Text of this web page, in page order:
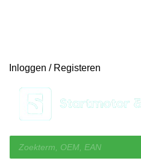
Inloggen / Registeren